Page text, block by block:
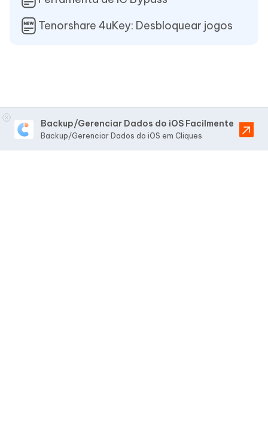
Tenorshare 4uKey: Desbloquear jogos
Backup/Gerenciar Dados do iOS Facilmente
Backup/Gerenciar Dados do iOS em Cliques